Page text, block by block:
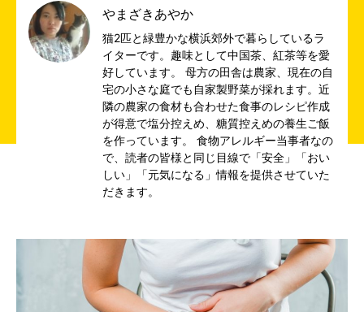
やまざきあやか
猫2匹と緑豊かな横浜郊外で暮らしているラ
イターです。趣味として中国茶、紅茶等を愛
好しています。 母方の田舎は農家、現在の自
宅の小さな庭でも自家製野菜が採れます。近
隣の農家の食材も合わせた食事のレシピ作成
が得意で塩分控えめ、糖質控えめの養生ご飯
を作っています。 食物アレルギー当事者なの
で、読者の皆様と同じ目線で「安全」「おい
しい」「元気になる」情報を提供させていた
だきます。